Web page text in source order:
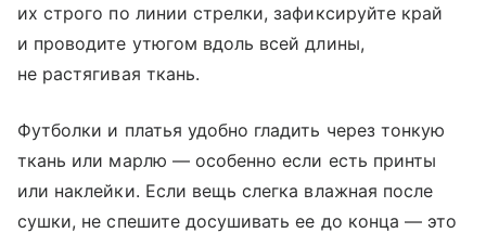
их строго по линии стрелки, зафиксируйте край
и проводите утюгом вдоль всей длины,
не растягивая ткань.
​Футболки и платья удобно гладить через тонкую
ткань или марлю — особенно если есть принты
или наклейки. Если вещь слегка влажная после
сушки, не спешите досушивать ее до конца — это